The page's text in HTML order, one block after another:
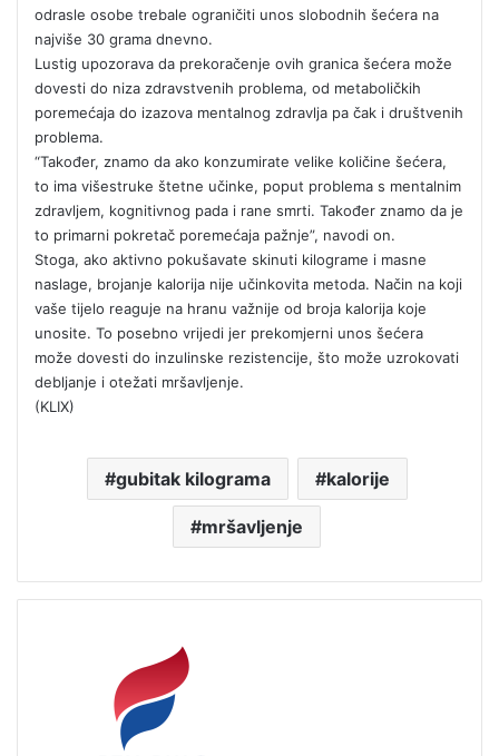
odrasle osobe trebale ograničiti unos slobodnih šećera na
najviše 30 grama dnevno.
Lustig upozorava da prekoračenje ovih granica šećera može
dovesti do niza zdravstvenih problema, od metaboličkih
poremećaja do izazova mentalnog zdravlja pa čak i društvenih
problema.
“Također, znamo da ako konzumirate velike količine šećera,
to ima višestruke štetne učinke, poput problema s mentalnim
zdravljem, kognitivnog pada i rane smrti. Također znamo da je
to primarni pokretač poremećaja pažnje”, navodi on.
Stoga, ako aktivno pokušavate skinuti kilograme i masne
naslage, brojanje kalorija nije učinkovita metoda. Način na koji
vaše tijelo reaguje na hranu važnije od broja kalorija koje
unosite. To posebno vrijedi jer prekomjerni unos šećera
može dovesti do inzulinske rezistencije, što može uzrokovati
debljanje i otežati mršavljenje.
(KLIX)
gubitak kilograma kalorije
mršavljenje